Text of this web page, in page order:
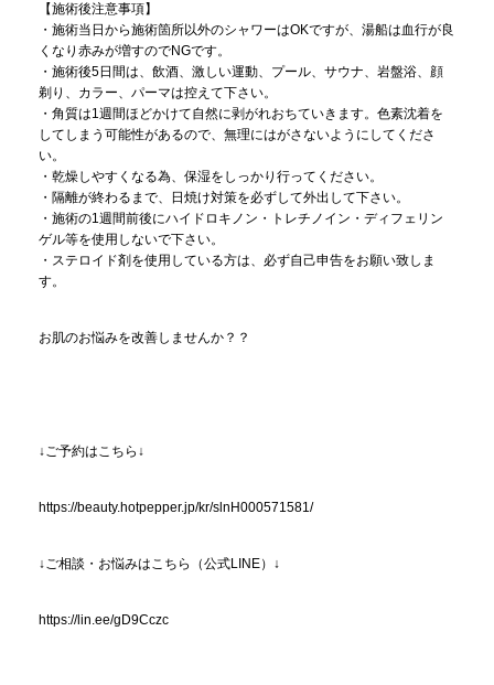
【施術後注意事項】
・施術当日から施術箇所以外のシャワーはOKですが、湯船は血行が良
くなり赤みが増すのでNGです。
・施術後5日間は、飲酒、激しい運動、プール、サウナ、岩盤浴、顔
剃り、カラー、パーマは控えて下さい。
・角質は1週間ほどかけて自然に剥がれおちていきます。色素沈着を
してしまう可能性があるので、無理にはがさないようにしてくださ
い。
・乾燥しやすくなる為、保湿をしっかり行ってください。
・隔離が終わるまで、日焼け対策を必ずして外出して下さい。
・施術の1週間前後にハイドロキノン・トレチノイン・ディフェリン
ゲル等を使用しないで下さい。
・ステロイド剤を使用している方は、必ず自己申告をお願い致しま
す。
お肌のお悩みを改善しませんか？？
↓ご予約はこちら↓
https://beauty.hotpepper.jp/kr/slnH000571581/
↓ご相談・お悩みはこちら（公式LINE）↓
https://lin.ee/gD9Cczc